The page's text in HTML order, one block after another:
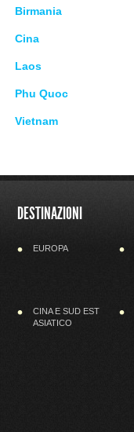
Birmania
Cina
Laos
Phu Quoc
Vietnam
DESTINAZIONI
EUROPA
CINA E SUD EST
ASIATICO